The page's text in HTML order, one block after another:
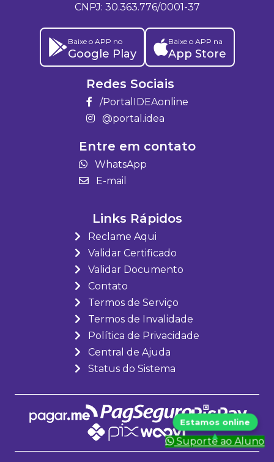
Suporte ao Aluno
CNPJ: 30.363.776/0001-37
Baixe o APP no
Google Play
Baixe o APP na
App Store
Redes Sociais
/PortalIDEAonline
@portal.idea
Entre em contato
WhatsApp
E-mail
Links Rápidos
Reclame Aqui
Validar Certificado
Validar Documento
Contato
Termos de Serviço
Termos de Invalidade
Política de Privacidade
Central de Ajuda
Status do Sistema